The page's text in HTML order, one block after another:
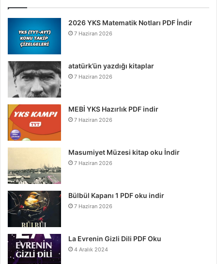
2026 YKS Matematik Notları PDF İndir
7 Haziran 2026
atatürk’ün yazdığı kitaplar
7 Haziran 2026
MEBİ YKS Hazırlık PDF indir
7 Haziran 2026
Masumiyet Müzesi kitap oku İndir
7 Haziran 2026
Bülbül Kapanı 1 PDF oku indir
7 Haziran 2026
La Evrenin Gizli Dili PDF Oku
4 Aralık 2024